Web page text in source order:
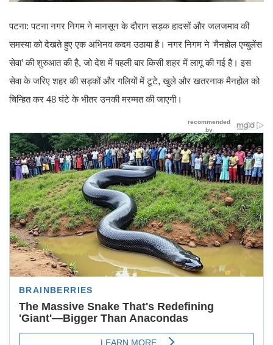
पटना: पटना नगर निगम ने मानसून के दौरान सड़क हादसों और जलजमाव की
समस्या को देखते हुए एक अभिनव कदम उठाया है। नगर निगम ने ‘मैनहोल एम्बुलेंस
सेवा’ की शुरुआत की है, जो देश में पहली बार किसी शहर में लागू की गई है। इस
सेवा के जरिए शहर की सड़कों और गलियों में टूटे, खुले और खतरनाक मैनहोल को
चिन्हित कर 48 घंटे के भीतर उनकी मरम्मत की जाएगी।